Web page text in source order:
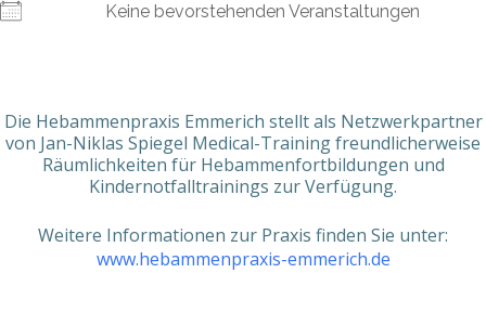
Keine bevorstehenden Veranstaltungen
Die Hebammenpraxis Emmerich stellt als Netzwerkpartner
von Jan-Niklas Spiegel Medical-Training freundlicherweise
Räumlichkeiten für Hebammenfortbildungen und
Kindernotfalltrainings zur Verfügung.
Weitere Informationen zur Praxis finden Sie unter:
www.hebammenpraxis-emmerich.de